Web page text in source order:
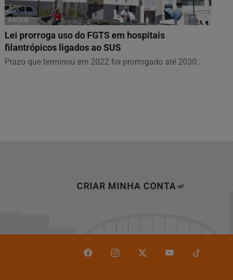
SAÚDE
Lei prorroga uso do FGTS em hospitais
filantrópicos ligados ao SUS
Prazo que terminou em 2022 foi prorrogado até 2030.
CRIAR MINHA CONTA